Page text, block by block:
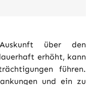
über den
erhöht, kann
führen.
und ein zu